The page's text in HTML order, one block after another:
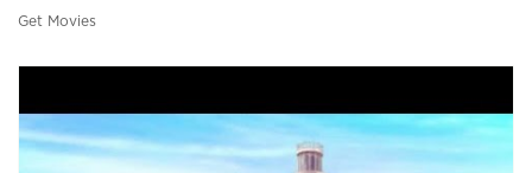
Get Movies